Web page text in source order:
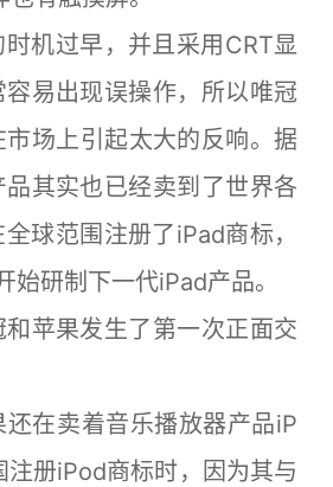
机过早，并且采用CRT显
易出现误操作，所以唯冠
场上引起太大的反响。据
其实也已经卖到了世界各
球范围注册了iPad商标，
研制下一代iPad产品。
苹果发生了第一次正面交
在卖着音乐播放器产品iP
册iPod商标时，因为其与